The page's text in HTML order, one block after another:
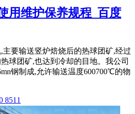
用维护保养规程_百度
主要输送竖炉焙烧后的热球团矿,经过
球团矿,也达到冷却的目地。我公司
钢制成,允许输送温度600700℃的物
8511